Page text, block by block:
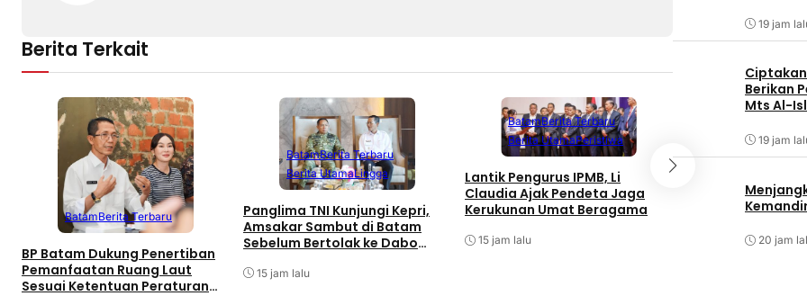
Berita Terkait
BatamBerita Terbaru
BP Batam Dukung Penertiban
Pemanfaatan Ruang Laut
Sesuai Ketentuan Peraturan
BatamBerita Terbaru
Berita UtamaLingga
Panglima TNI Kunjungi Kepri,
Amsakar Sambut di Batam
Sebelum Bertolak ke Dabo
15 jam lalu
BatamBerita Terbaru
Berita UtamaPeristiwa
Lantik Pengurus IPMB, Li
Claudia Ajak Pendeta Jaga
Kerukunan Umat Beragama
15 jam lalu
Taklimat Awal
2026 di Polda
19 jam
Berikan
Mts Al-
19 jam
20 jam